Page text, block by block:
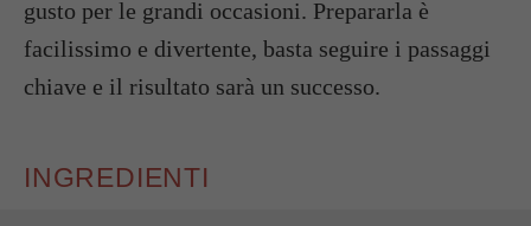
gusto per le grandi occasioni. Prepararla è
facilissimo e divertente, basta seguire i passaggi
chiave e il risultato sarà un successo.
INGREDIENTI